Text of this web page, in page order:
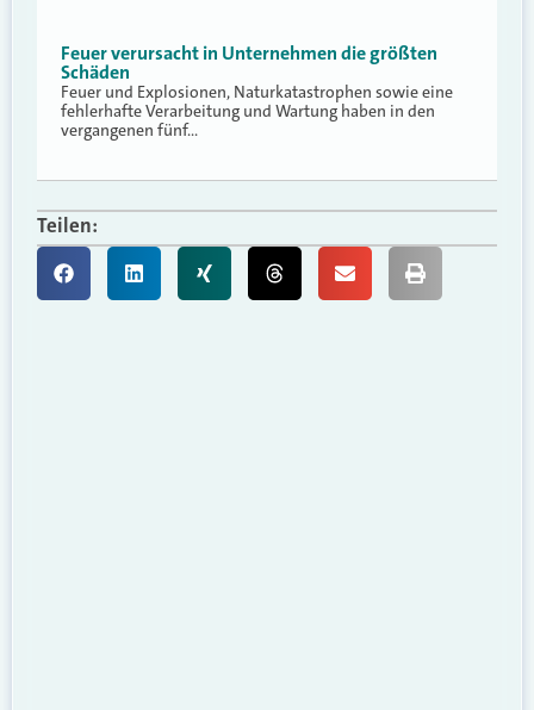
Feuer verursacht in Unternehmen die größten
Schäden
Feuer und Explosionen, Naturkatastrophen sowie eine
fehlerhafte Verarbeitung und Wartung haben in den
vergangenen fünf…
Teilen: